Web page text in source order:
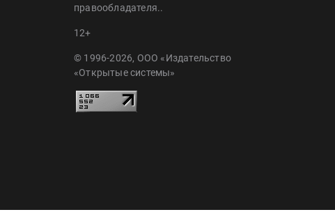
правообладателя..
12+
© 1996-2026, ООО «Издательство
«Открытые системы»